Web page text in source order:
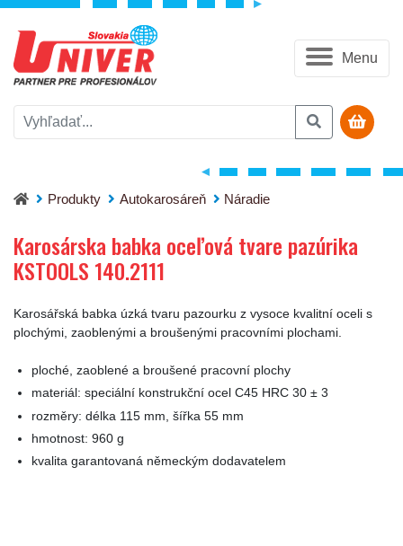
Menu
Produkty Autokarosáreň Náradie
Karosárska babka oceľová tvare pazúrika KSTOOLS 140.2111
Karosárska babka oceľová tvare pazúrika
KSTOOLS 140.2111
Karosářská babka úzká tvaru pazourku z vysoce kvalitní oceli s
plochými, zaoblenými a broušenými pracovními plochami.
ploché, zaoblené a broušené pracovní plochy
materiál: speciální konstrukční ocel C45 HRC 30 ± 3
rozměry: délka 115 mm, šířka 55 mm
hmotnost: 960 g
kvalita garantovaná německým dodavatelem